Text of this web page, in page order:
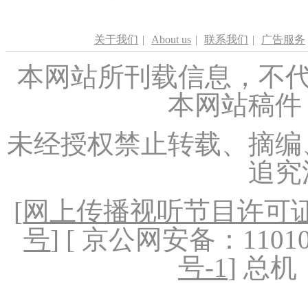
关于我们 | About us | 联系我们 | 广告服务
本网站所刊载信息，不
本网站稿
未经授权禁止转载、摘
追
[网上传播视听节目许可
号] [ 京公网安备：
号-1] 总机